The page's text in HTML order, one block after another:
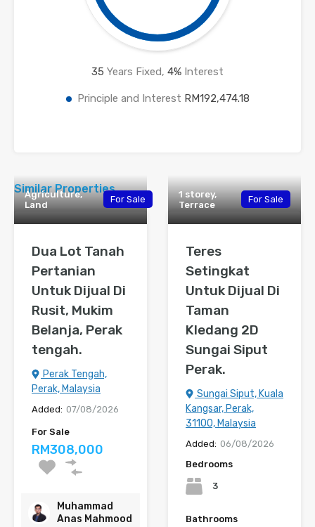
35 Years Fixed, 4% Interest
Principle and Interest RM192,474.18
Similar Properties
Agriculture,
Land
For Sale
Dua Lot Tanah
Pertanian
Untuk Dijual Di
Rusit, Mukim
Belanja, Perak
tengah.
Perak Tengah,
Perak, Malaysia
Added: 07/08/2026
For Sale
RM308,000
Muhammad
Anas Mahmood
1 storey,
Terrace
For Sale
Teres
Setingkat
Untuk Dijual Di
Taman
Kledang 2D
Sungai Siput
Perak.
Sungai Siput, Kuala
Kangsar, Perak,
31100, Malaysia
Added: 06/08/2026
Bedrooms
3
Bathrooms